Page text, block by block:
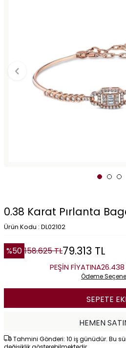
0.38 Karat Pırlanta
Ürün Kodu : DL02102
%50 158.625TL79.313 TL
PEŞİN FİYATINA26.438
Ödeme
SEPETE
HEMEN
Tahmini Gönderi: 10 iş günüdür. Bu